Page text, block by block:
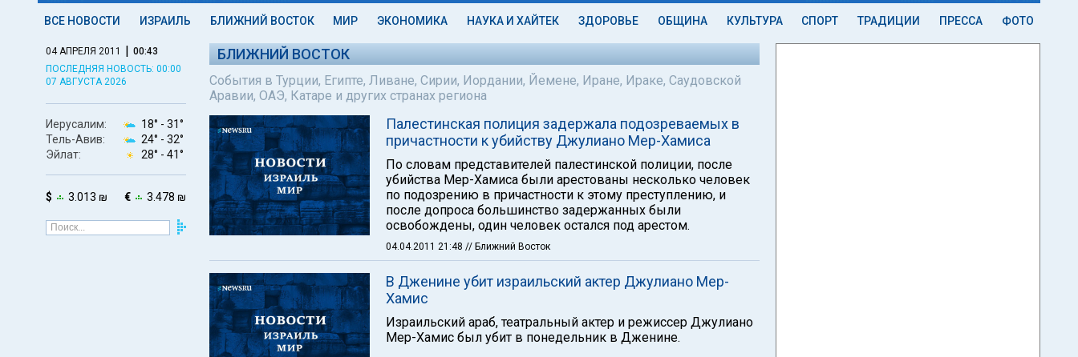
ВСЕ НОВОСТИ ИЗРАИЛЬ БЛИЖНИЙ ВОСТОК МИР ЭКОНОМИКА НАУКА И ХАЙТЕК ЗДОРОВЬЕ ОБЩИНА КУЛЬТУРА СПОРТ ТРАДИЦИИ ПРЕССА ФОТО
04 АПРЕЛЯ 2011 | 00:43
ПОСЛЕДНЯЯ НОВОСТЬ: 00:00
07 АВГУСТА 2026
Иерусалим: 18° - 31°
Тель-Авив:
24° - 32°
Эйлат:
28° - 41°
$ 3.013 ₪ € 3.478 ₪
БЛИЖНИЙ ВОСТОК
События в Турции, Египте, Ливане, Сирии, Иордании, Йемене, Иране, Ираке, Саудовской
Аравии, ОАЭ, Катаре и других странах региона
Палестинская полиция задержала подозреваемых в
причастности к убийству Джулиано Мер-Хамиса
По словам представителей палестинской полиции, после
убийства Мер-Хамиса были арестованы несколько человек
по подозрению в причастности к этому преступлению, и
после допроса большинство задержанных были
освобождены, один человек остался под арестом.
04.04.2011 21:48 // Ближний Восток
В Дженине убит израильский актер Джулиано Мер-
Хамис
Израильский араб, театральный актер и режиссер Джулиано
Мер-Хамис был убит в понедельник в Дженине.